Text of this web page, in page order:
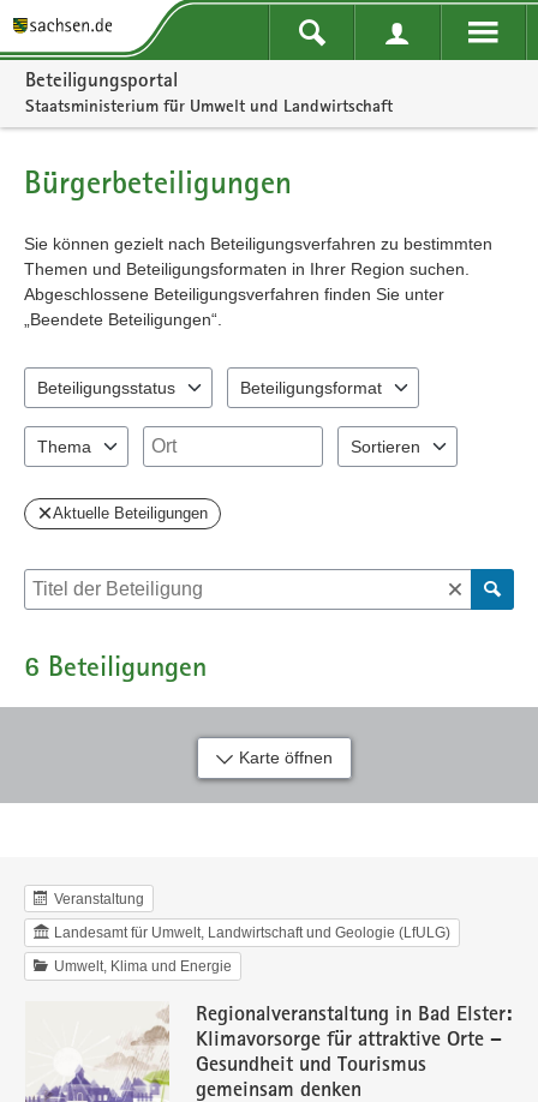
Portalnavigation
Beteiligungsportal
Staatsministerium für Umwelt und Landwirtschaft
Bürgerbeteiligungen
Sie können gezielt nach Beteiligungsverfahren zu bestimmten
Themen und Beteiligungsformaten in Ihrer Region suchen.
Abgeschlossene Beteiligungsverfahren finden Sie unter
„Beendete Beteiligungen“.
Beteiligungsstatus
Beteiligungsformat
Thema
Ort
Sortieren
Aktuelle Beteiligungen
Suche nach Beteiligung
6 Beteiligungen
Karte öffnen
Veranstaltung
Landesamt für Umwelt, Landwirtschaft und Geologie (LfULG)
Umwelt, Klima und Energie
Regionalveranstaltung in Bad Elster:
Klimavorsorge für attraktive Orte –
Gesundheit und Tourismus
gemeinsam denken